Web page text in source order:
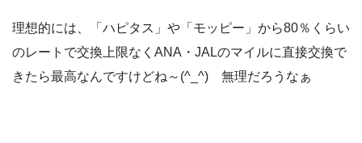
理想的には、「ハピタス」や「モッピー」から80％くらい
のレートで交換上限なくANA・JALのマイルに直接交換で
きたら最高なんですけどね～(^_^) 無理だろうなぁ